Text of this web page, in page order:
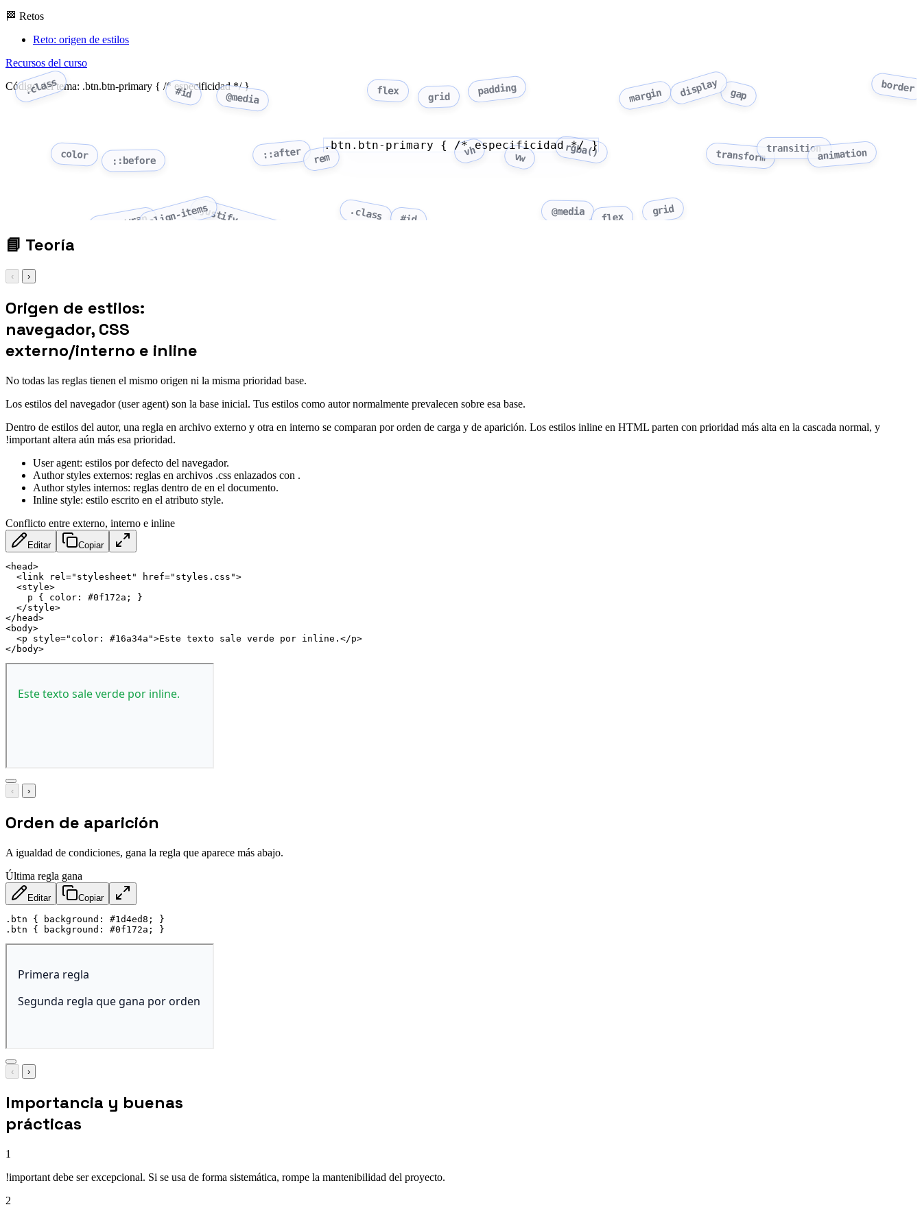
🏁 Retos
Reto: origen de estilos
Recursos del curso
Código del tema: .btn.btn-primary { /* especificidad */ }
.class #id @media flex grid padding margin display gap border
color ::before
::after rem
vh vw rgba() transformtransitionanimation
flex-wrapalign-itemsjustify-content .class #id
@media flex
grid
.btn.btn-primary { /* especificidad */ }
📘 Teoría
‹ ›
Origen de estilos:
navegador, CSS
externo/interno e inline
No todas las reglas tienen el mismo origen ni la misma prioridad base.
Los estilos del navegador (user agent) son la base inicial. Tus estilos como autor normalmente prevalecen sobre esa base.
Dentro de estilos del autor, una regla en archivo externo y otra en interno se comparan por orden de carga y de aparición. Los estilos inline en HTML parten con prioridad más alta en la cascada normal, y
!important altera aún más esa prioridad.
User agent: estilos por defecto del navegador.
Author styles externos: reglas en archivos .css enlazados con .
Author styles internos: reglas dentro de en el documento.
Inline style: estilo escrito en el atributo style.
Conflicto entre externo, interno e inline
Editar Copiar
<head>
<link rel =" stylesheet " href=" styles.css ">
<style>
p
{ color : #0f172a ;
}
</style>
</ head>
<body>
<p style=" color : #16a34a ">Este texto sale verde por inline. </p>
</ body>
‹ ›
Orden de aparición
A igualdad de condiciones, gana la regla que aparece más abajo.
Última regla gana
Editar Copiar
.btn { background : #1d4ed8 ;
}
.btn
{ background : #0f172a ; }
‹ ›
Importancia y buenas
prácticas
1
!important debe ser excepcional. Si se usa de forma sistemática, rompe la mantenibilidad del proyecto.
2